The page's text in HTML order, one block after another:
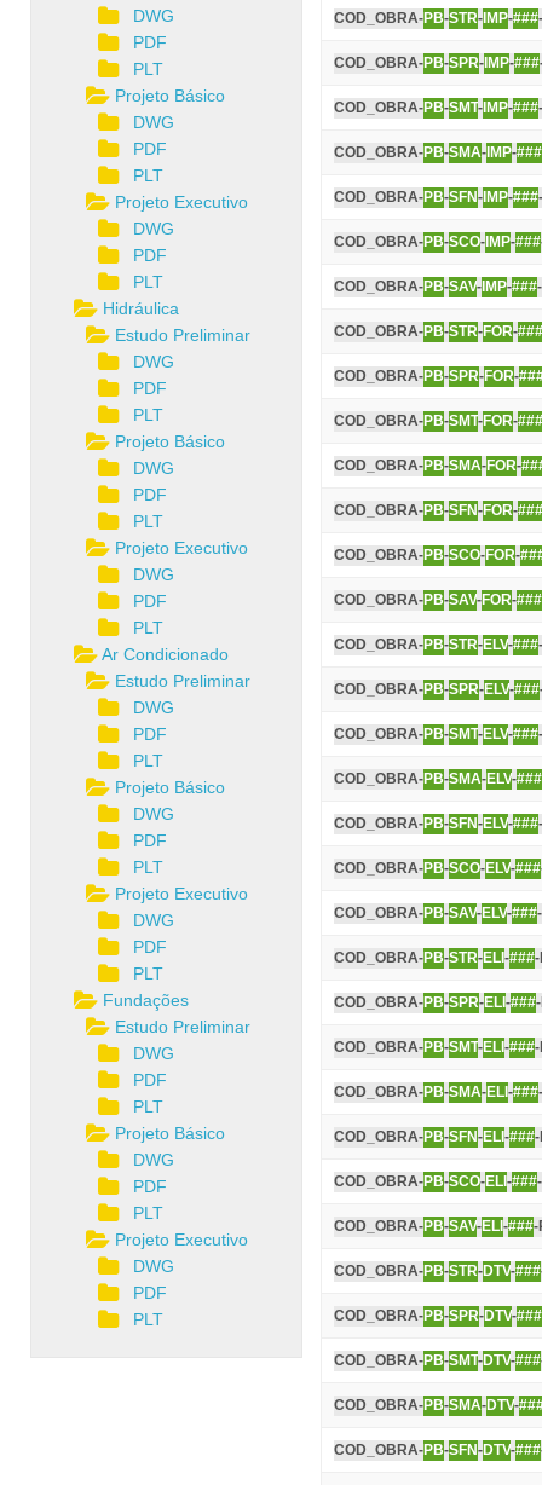
COD_OBRA-PB-STR- IMP-###
COD_OBRA-PB-SPR- IMP-###
COD_OBRA-PB-SMT- IMP-###
COD_OBRA-PB-SMA- IMP-###
COD_OBRA-PB-SFN- IMP-###
COD_OBRA-PB-SCO- IMP-###
COD_OBRA-PB-SAV- IMP-###
COD_OBRA-PB-STR-FOR-###
COD_OBRA-PB-SPR-FOR-
COD_OBRA-PB-SMT-FOR-###
COD_OBRA-PB-SMA-FOR-
COD_OBRA-PB-SFN-FOR-###
COD_OBRA-PB-SCO-FOR-
COD_OBRA-PB-SAV-FOR-###
COD_OBRA-PB-STR-ELV-###
COD_OBRA-PB-SPR-ELV-###
COD_OBRA-PB-SMT-ELV-###
COD_OBRA-PB-SMA-ELV-###
COD_OBRA-PB-SFN-ELV-###
COD_OBRA-PB-SCO-ELV-###
COD_OBRA-PB-SAV-ELV-###
COD_OBRA-PB-STR-ELI -###
COD_OBRA-PB-SPR-ELI -###
COD_OBRA-PB-SMT-ELI -###
COD_OBRA-PB-SMA-ELI -###
COD_OBRA-PB-SFN-ELI -###
COD_OBRA-PB-SCO-ELI -###
COD_OBRA-PB-SAV-ELI -###-
COD_OBRA-PB-STR-DTV-###
COD_OBRA-PB-SPR-DTV-###
COD_OBRA-PB-SMT-DTV-###
COD_OBRA-PB-SMA-DTV-
COD_OBRA-PB-SFN-DTV-###
DWG
PDF
PLT
Projeto Básico
DWG
PDF
PLT
Projeto Executivo
DWG
PDF
PLT
Hidráulica
Estudo Preliminar
DWG
PDF
PLT
Projeto Básico
DWG
PDF
PLT
Projeto Executivo
DWG
PDF
PLT
Ar Condicionado
Estudo Preliminar
DWG
PDF
PLT
Projeto Básico
DWG
PDF
PLT
Projeto Executivo
DWG
PDF
PLT
Fundações
Estudo Preliminar
DWG
PDF
PLT
Projeto Básico
DWG
PDF
PLT
Projeto Executivo
DWG
PDF
PLT